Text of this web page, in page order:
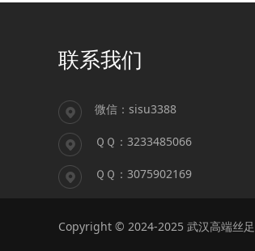
联系我们
微信：sisu3388
ＱＱ：3233485066
ＱＱ：3075902169
Copyright © 2024-2025 武汉高端丝